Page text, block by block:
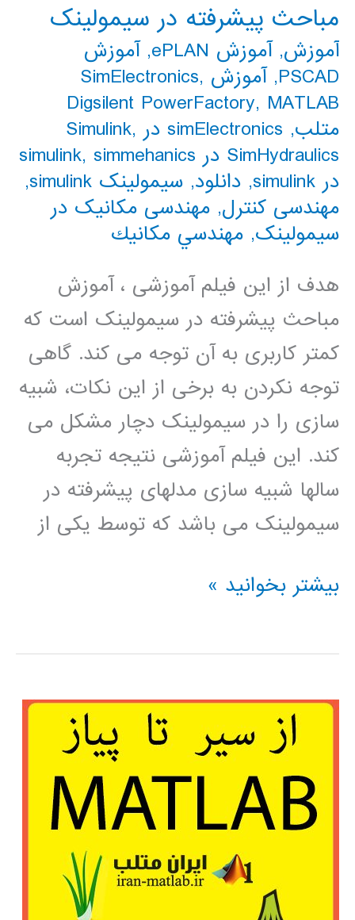
مباحث پیشرفته در سیمولینک
آموزش,آموزش ePLAN ,آموزش
PSCAD
,آموزش SimElectronics ,
Digsilent PowerFactory, MATLAB
متلب, simElectronics در Simulink
,
SimHydraulics در simulink
, simmehanics
در simulink
, دانلود, سیمولینک simulink
,
مهندسی کنترل, مهندسی مکانیک در
سیمولینک, مهندسي مكانيك
هدف از این فیلم آموزشی ، آموزش
مباحث پیشرفته در سیمولینک است که
کمتر کاربری به آن توجه می کند. گاهی
توجه نکردن به برخی از این نکات، شبیه
سازی را در سیمولینک دچار مشکل می
کند. این فیلم آموزشی نتیجه تجربه
سالها شبیه سازی مدلهای پیشرفته در
سیمولینک می باشد که توسط یکی از
مباحث
در
بیشتر بخوانید »